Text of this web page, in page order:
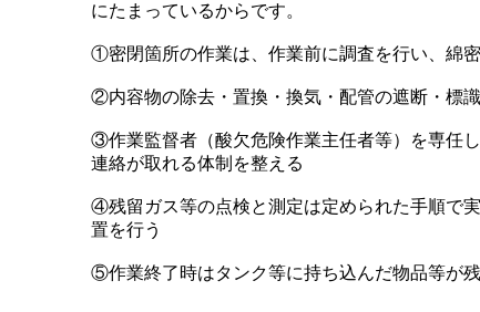
にたまっているからです。
①密閉箇所の作業は、作業前に調査を行い、綿
②内容物の除去・置換・換気・配管の遮断・標
③作業監督者（酸欠危険作業主任者等）を専任
連絡が取れる体制を整える
④残留ガス等の点検と測定は定められた手順で
置を行う
⑤作業終了時はタンク等に持ち込んだ物品等が